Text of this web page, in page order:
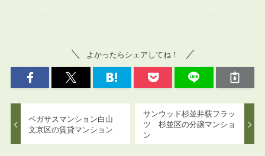
よかったらシェアしてね！
ペガサスマンション白山
文京区の賃貸マンション
サンウッド杉並井荻フラッ
ツ 杉並区の分譲マンショ
ン